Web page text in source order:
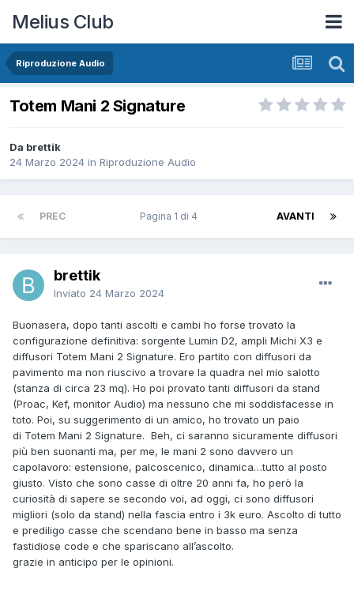
Melius Club
Riproduzione Audio
Totem Mani 2 Signature
Da brettik
24 Marzo 2024 in Riproduzione Audio
PREC AVANTI
Pagina 1 di 4
brettik
Inviato 24 Marzo 2024
Buonasera, dopo tanti ascolti e cambi ho forse trovato la
configurazione definitiva: sorgente Lumin D2, ampli Michi X3 e
diffusori Totem Mani 2 Signature. Ero partito con diffusori da
pavimento ma non riuscivo a trovare la quadra nel mio salotto
(stanza di circa 23 mq). Ho poi provato tanti diffusori da stand
(Proac, Kef, monitor Audio) ma nessuno che mi soddisfacesse in
toto. Poi, su suggerimento di un amico, ho trovato un paio
di Totem Mani 2 Signature. Beh, ci saranno sicuramente diffusori
più ben suonanti ma, per me, le mani 2 sono davvero un
capolavoro: estensione, palcoscenico, dinamica…tutto al posto
giusto. Visto che sono casse di oltre 20 anni fa, ho però la
curiosità di sapere se secondo voi, ad oggi, ci sono diffusori
migliori (solo da stand) nella fascia entro i 3k euro. Ascolto di tutto
e prediligo casse che scendano bene in basso ma senza
fastidiose code e che spariscano all’ascolto.
grazie in anticipo per le opinioni.